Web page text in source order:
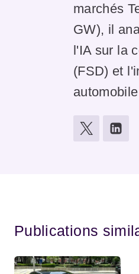
marchés
GW), il
l'IA sur la
(FSD) et
Publications